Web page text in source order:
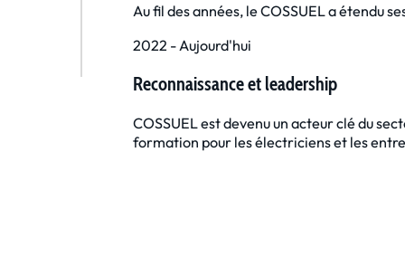
Au fil des années, le COSSUEL a étendu
2022 - Aujourd'hui
Reconnaissance et leadership
COSSUEL est devenu un acteur clé du
formation pour les électriciens et les